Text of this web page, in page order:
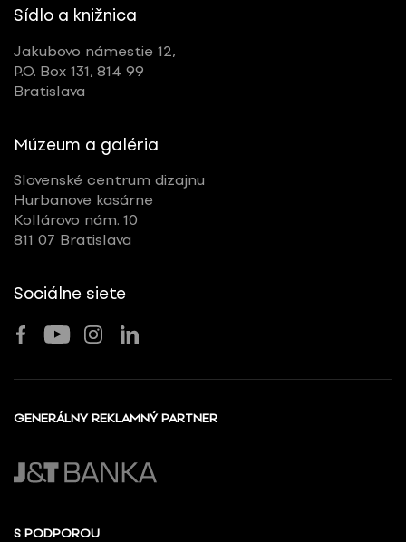
Sídlo a knižnica
Jakubovo námestie 12,
P.O. Box 131, 814 99
Bratislava
Múzeum a galéria
Slovenské centrum dizajnu
Hurbanove kasárne
Kollárovo nám. 10
811 07 Bratislava
Sociálne siete
GENERÁLNY REKLAMNÝ PARTNER
S PODPOROU